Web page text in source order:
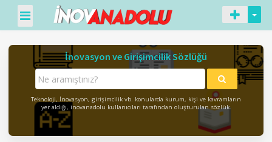
İnovasyon ve Girişimcilik Sözlüğü
Teknoloji, İnovasyon, girişimcilik vb. konularda kurum, kişi ve kavramların
yer aldığı, inovanadolu kullanıcıları tarafından oluşturulan sözlük.